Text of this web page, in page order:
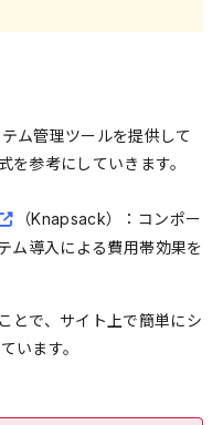
ム管理ツールを提供して
参考にしていきます。
（Knapsack）：コンポー
ム導入による費用帯効果を
とで、サイト上で簡単にシ
います。